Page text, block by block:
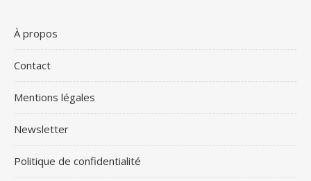
À propos
Contact
Mentions légales
Newsletter
Politique de confidentialité